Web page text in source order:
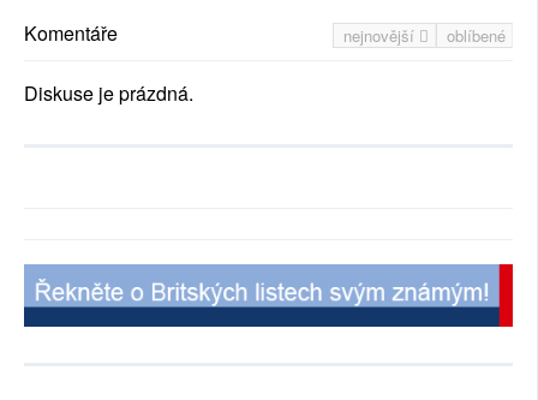
nejnovější oblíbené
Komentáře
Diskuse je prázdná.